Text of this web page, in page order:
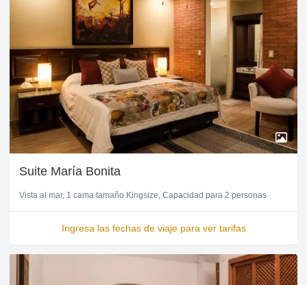
Suite María Bonita
Vista al mar 1 cama tamaño Kingsize Capacidad para 2 personas
Ingresa las fechas de viaje para ver tarifas